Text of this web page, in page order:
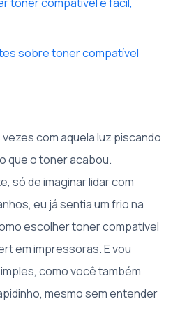
sobre toner compatível
com aquela luz piscando
que o toner acabou.
só de imaginar lidar com
eu já sentia um frio na
escolher toner compatível
em impressoras. E vou
como você também
mesmo sem entender